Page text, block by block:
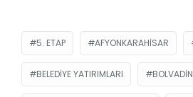
5. ETAP AFYONKARAHISAR
BELEDIYE YATIRIMLARI BOLVADIN